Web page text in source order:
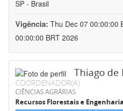
SP - Brasil
Vigência: Thu Dec 07 00:00:00
00:00:00 BRT 2026
Thiago de
COORDENADOR(A)
CIÊNCIAS AGRÁRIAS
Recursos Florestais e